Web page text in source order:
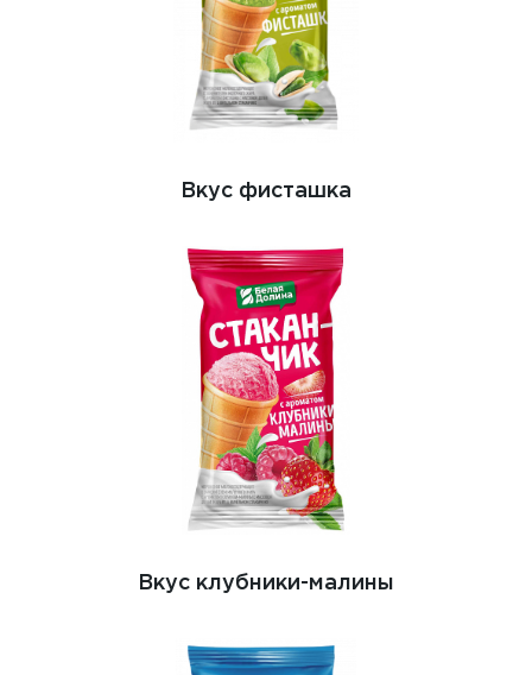
Вкус фисташка
Вкус клубники-малины